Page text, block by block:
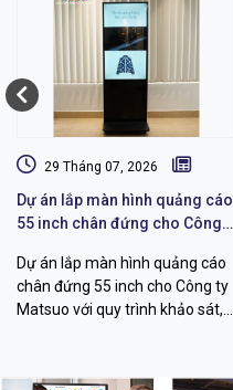
29 Tháng 07, 2026
Dự án lắp màn hình quảng cáo
55 inch chân đứng cho Công
Dự án lắp màn hình quảng cáo
chân đứng 55 inch cho Công ty
Matsuo với quy trình khảo sát,
nghiệp.